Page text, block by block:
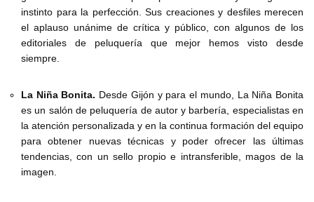
instinto para la perfección. Sus creaciones y desfiles merecen
el aplauso unánime de crítica y público, con algunos de los
editoriales de peluquería que mejor hemos visto desde
siempre.
La Niña Bonita. Desde Gijón y para el mundo, La Niña Bonita
es un salón de peluquería de autor y barbería, especialistas en
la atención personalizada y en la continua formación del equipo
para obtener nuevas técnicas y poder ofrecer las últimas
tendencias, con un sello propio e intransferible, magos de la
imagen.